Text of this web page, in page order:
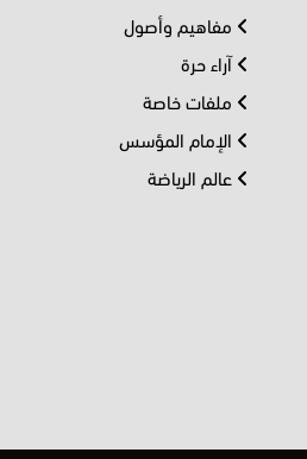
مفاهيم وأصول
آراء حرة
ملفات خاصة
الإمام المؤسس
عالم الرياضة